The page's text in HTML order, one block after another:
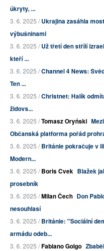
úkryty, ...
3. 6. 2025 /Ukrajina zasáhla
výbušninami
3. 6. 2025 /Už třetí den střílí
kteří ...
3. 6. 2025 /Channel 4 News:
Ten ...
3. 6. 2025 /Christnet: Halík
židovs...
3. 6. 2025 /Tomasz Oryński
Občanská platforma pořád
3. 6. 2025 /Británie pokračuje v
Modern...
3. 6. 2025 /Boris Cvek Blažek
prosebník
3. 6. 2025 /Milan Čech Don
nesouhlasí
3. 6. 2025 /Británie: "Sociální
armádu odeb...
3. 6. 2025 /Fabiano Golgo